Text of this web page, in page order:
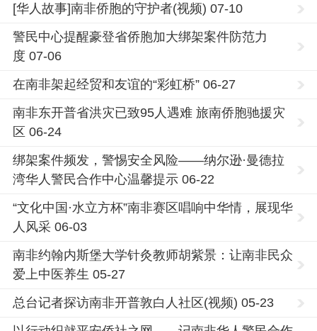
[华人故事]南非侨胞的守护者(视频) 07-10
警民中心提醒豪登省侨胞加大绑架案件防范力
度 07-06
在南非架起经贸和友谊的“彩虹桥” 06-27
南非东开普省洪灾已致95人遇难 旅南侨胞驰援灾
区 06-24
绑架案件频发，警惕安全风险——纳尔逊·曼德拉
湾华人警民合作中心温馨提示 06-22
“文化中国·水立方杯”南非赛区唱响中华情，展现华
人风采 06-03
南非约翰内斯堡大学针灸教师胡紫景：让南非民众
爱上中医养生 05-27
总台记者探访南非开普敦白人社区(视频) 05-23